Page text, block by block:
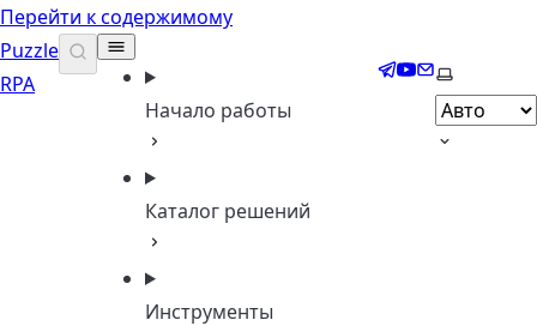
Перейти к содержимому
Puzzle
RPA
Начало работы
Каталог решений
Инструменты
Telegram
YouTube
EmailВыберите